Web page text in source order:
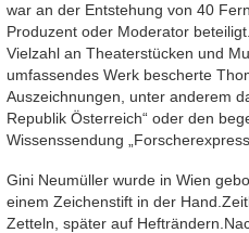
war an der Entstehung von 40
Produzent oder Moderator
Vielzahl an Theaterstücken und
umfassendes Werk bescherte
Auszeichnungen, unter anderem
Republik Österreich“ oder den
Wissenssendung
Gini Neumüller wurde in Wien
einem Zeichenstift in der
Zetteln, später auf